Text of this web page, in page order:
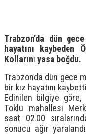
Trabzon’da dün
hayatını kaybeden
Kollarını yasa boğdu.
Trabzon’da dün gece
bir kız hayatını
Edinilen bilgiye
Toklu mahallesi
saat 02.00
sonucu ağır